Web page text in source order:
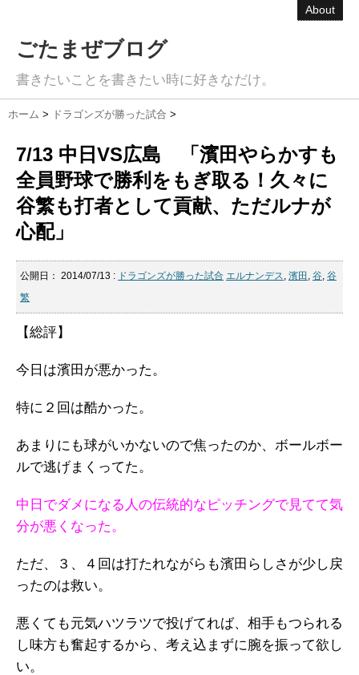
About
ごたまぜブログ
書きたいことを書きたい時に好きなだけ。
ホーム > ドラゴンズが勝った試合 >
7/13 中日VS広島 「濱田やらかすも
全員野球で勝利をもぎ取る！久々に
谷繁も打者として貢献、ただルナが
心配」
公開日： 2014/07/13 : ドラゴンズが勝った試合 エルナンデス, 濱田 , 谷, 谷
繁
【総評】
今日は濱田が悪かった。
特に２回は酷かった。
あまりにも球がいかないので焦ったのか、ボールボー
ルで逃げまくってた。
中日でダメになる人の伝統的なピッチングで見てて気
分が悪くなった。
ただ、３、４回は打たれながらも濱田らしさが少し戻
ったのは救い。
悪くても元気ハツラツで投げてれば、相手もつられる
し味方も奮起するから、考え込まずに腕を振って欲し
い。